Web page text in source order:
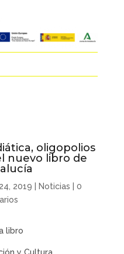
oligopolios
nuevo libro de
2019 Noticias |0
y Cultura